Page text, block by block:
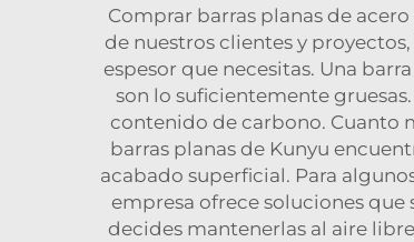
Comprar barras planas de
de nuestros clientes y
espesor que necesitas. Una
son lo suficientemente
contenido de carbono. Cuanto
barras planas de Kunyu
acabado superficial. Para
empresa ofrece soluciones que
decides mantenerlas al aire